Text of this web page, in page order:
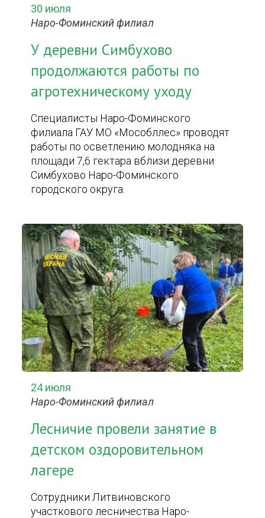
30 июля
Наро-Фоминский филиал
У деревни Симбухово
продолжаются работы по
агротехническому уходу
Специалисты Наро-Фоминского
филиала ГАУ МО «Мособллес» проводят
работы по осветлению молодняка на
площади 7,6 гектара вблизи деревни
Симбухово Наро-Фоминского
городского округа.
24 июля
Наро-Фоминский филиал
Лесничие провели занятие в
детском оздоровительном
лагере
Сотрудники Литвиновского
участкового лесничества Наро-